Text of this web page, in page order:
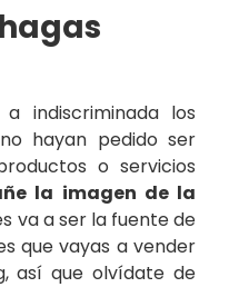
indiscriminada los
hayan pedido ser
o servicios
la imagen de la
va a ser la fuente de
que vayas a vender
así que olvídate de